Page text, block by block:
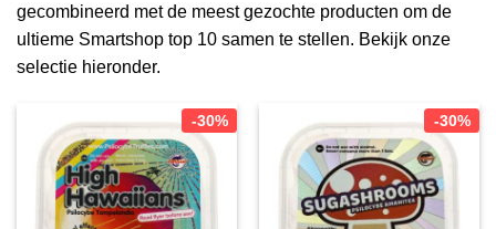
gecombineerd met de meest gezochte producten om de
ultieme Smartshop top 10 samen te stellen. Bekijk onze
selectie hieronder.
-30% -30%